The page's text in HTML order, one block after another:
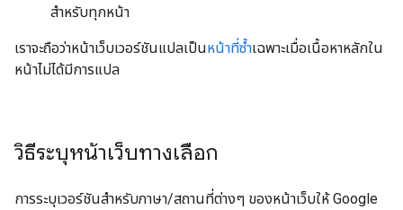
สำหรับทุกหน้า
เราจะถือว่าหน้าเว็บเวอร์ชันแปลเป็นหน้าที่ซ้ำเฉพาะเมื่อเนื้อหาหลักใน
หน้าไม่ได้มีการแปล
วิธีระบุหน้าเว็บทางเลือก
การระบุเวอร์ชันสำหรับภาษา/สถานที่ต่างๆ ของหน้าเว็บให้ Google